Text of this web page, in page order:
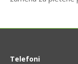
Telefoni